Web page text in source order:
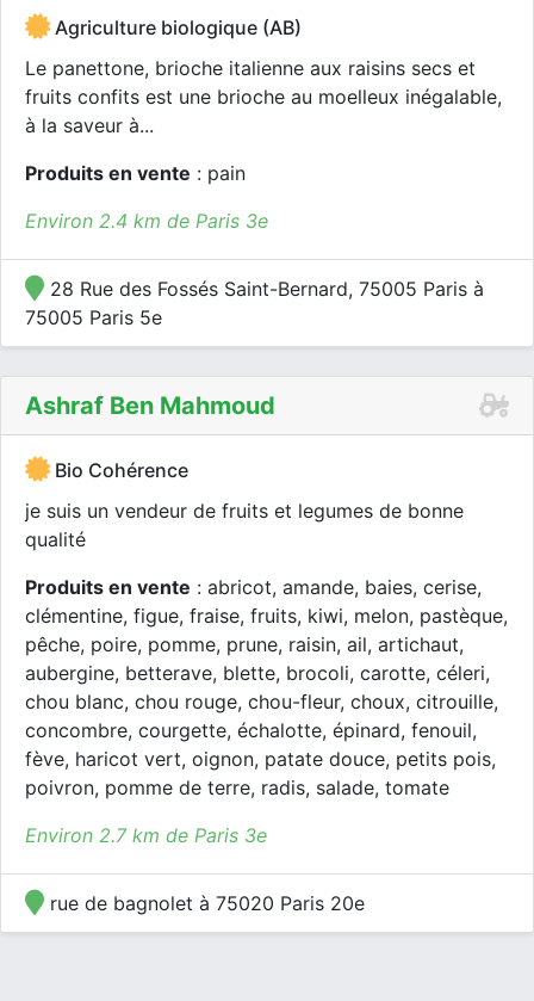
Agriculture biologique (AB)
Le panettone, brioche italienne aux raisins secs et
fruits confits est une brioche au moelleux inégalable,
à la saveur à...
Produits en vente : pain
Environ 2.4 km de Paris 3e
28 Rue des Fossés Saint-Bernard, 75005 Paris à
75005 Paris 5e
Ashraf Ben Mahmoud
Bio Cohérence
je suis un vendeur de fruits et legumes de bonne
qualité
Produits en vente : abricot, amande, baies, cerise,
clémentine, figue, fraise, fruits, kiwi, melon, pastèque,
pêche, poire, pomme, prune, raisin, ail, artichaut,
aubergine, betterave, blette, brocoli, carotte, céleri,
chou blanc, chou rouge, chou-fleur, choux, citrouille,
concombre, courgette, échalotte, épinard, fenouil,
fève, haricot vert, oignon, patate douce, petits pois,
poivron, pomme de terre, radis, salade, tomate
Environ 2.7 km de Paris 3e
rue de bagnolet à 75020 Paris 20e